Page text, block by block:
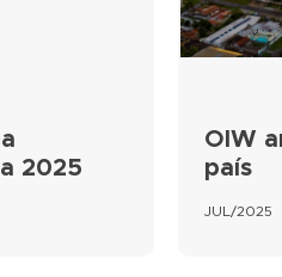
2025
OIW
país
JUL/2025